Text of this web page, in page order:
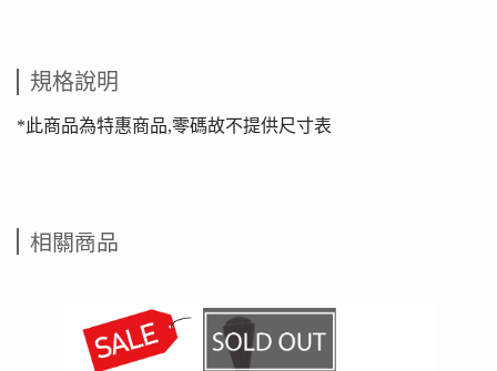
規格說明
*此商品為特惠商品,零碼故不提供尺寸表
相關商品